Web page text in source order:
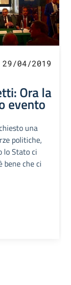
29/04/2019
Ora la
evento
una
politiche,
lo Stato ci
che ci